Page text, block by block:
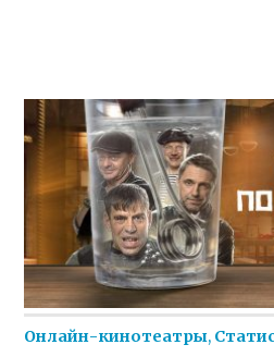
Онлайн-кинотеатры,